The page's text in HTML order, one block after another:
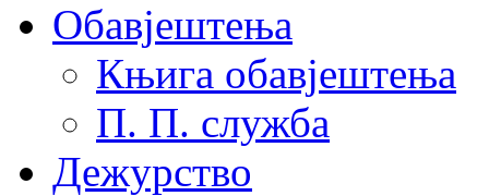
Обавјештења
Књига обавјештења
П. П. служба
Дежурство